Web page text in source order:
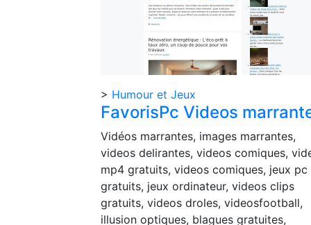
> Humour et Jeux
FavorisPc Videos
Vidéos marrantes, images marrantes,
videos delirantes, videos comiques,
mp4 gratuits, videos comiques, jeux pc
gratuits, jeux ordinateur, videos clips
gratuits, videos droles, videosfootball,
illusion optiques, blagues gratuites,